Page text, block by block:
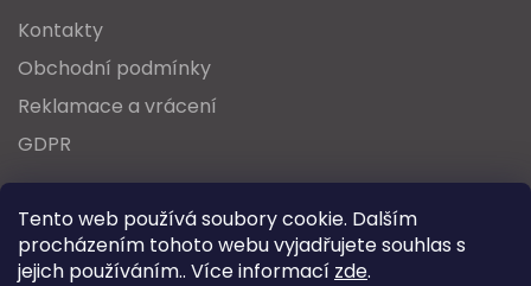
Tento web používá soubory cookie. Dalším
procházením tohoto webu vyjadřujete souhlas s
jejich používáním.. Více informací zde.
Kontakty
Obchodní podmínky
Reklamace a vrácení
GDPR
Oblíbené série svítidel: Nordlux Alton
Nordlux Milford Nordlux Oja Nordlux Ellen
Nordlux Explore Nordlux Landon